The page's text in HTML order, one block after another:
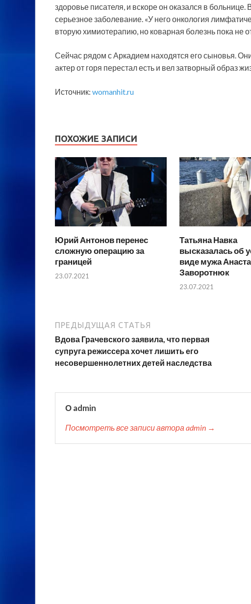
здоровье писателя, и вскоре он оказался в
серьезное заболевание. «У него онкология
вторую химиотерапию, но коварная болезнь пока не
Сейчас рядом с Аркадием находятся его сыновья.
актер от горя перестал есть и вел затворный образ
Источник: womanhit.ru
ПОХОЖИЕ ЗАПИСИ
Юрий Антонов перенес
сложную операцию за
границей
23.07.2021
Татьяна Навка
высказалась об
виде мужа
Заворотнюк
23.07.2021
ПРЕДЫДУЩАЯ СТАТЬЯ
Вдова Грачевского заявила, что первая
супруга режиссера хочет лишить его
несовершеннолетних детей наследства
О admin
Посмотреть все записи автора admin →